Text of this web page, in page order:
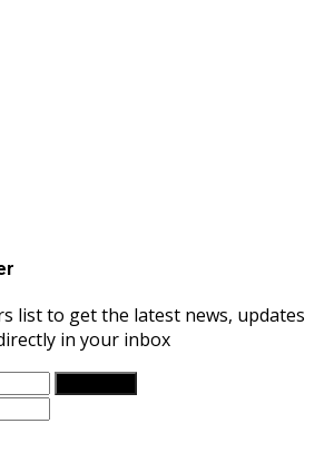
list to get the latest news, updates
in your inbox